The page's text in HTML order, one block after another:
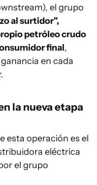
el grupo
al surtidor",
petróleo crudo
final,
en cada
la nueva etapa
esta operación es el
eléctrica
el grupo